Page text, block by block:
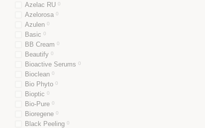
Azelac RU 0
Azelorosa 0
Azulen 0
Basic 0
BB Cream 0
Beautify 0
Bioactive Serums 0
Bioclean 0
Bio Phyto 0
Bioptic 0
Bio-Pure 0
Bioregene 0
Black Peeling 0